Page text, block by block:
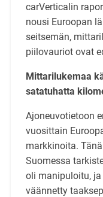
carVerticalin
nousi Euroopan
seitsemän,
piilovauriot ovat
Mittarilukemaa
satatuhatta
Ajoneuvotietoon
vuosittain
markkinoita.
Suomessa
oli manipuloitu,
väännetty